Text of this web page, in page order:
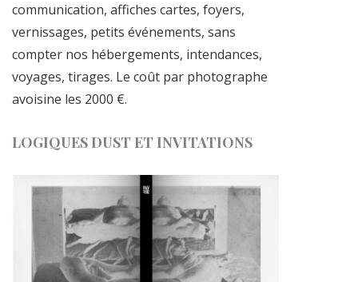
communication, affiches cartes, foyers,
vernissages, petits événements, sans
compter nos hébergements, intendances,
voyages, tirages. Le coût par photographe
avoisine les 2000 €.
LOGIQUES DUST ET INVITATIONS